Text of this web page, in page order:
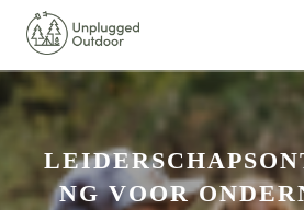
NG VOOR
policy